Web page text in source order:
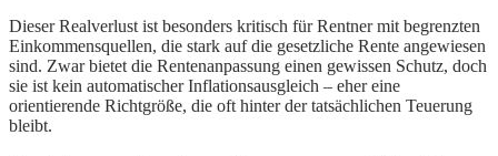
Dieser Realverlust ist besonders kritisch für Rentner mit begrenzten
Einkommensquellen, die stark auf die gesetzliche Rente angewiesen
sind. Zwar bietet die Rentenanpassung einen gewissen Schutz, doch
sie ist kein automatischer Inflationsausgleich – eher eine
orientierende Richtgröße, die oft hinter der tatsächlichen Teuerung
bleibt.